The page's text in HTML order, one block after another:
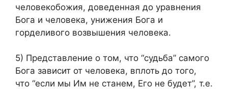
человекобожия, доведенная до уравнения
Бога и человека, унижения Бога и
горделивого возвышения человека.
5) Представление о том, что “судьба” самого
Бога зависит от человека, вплоть до того,
что “если мы Им не станем, Его не будет”, т.е.